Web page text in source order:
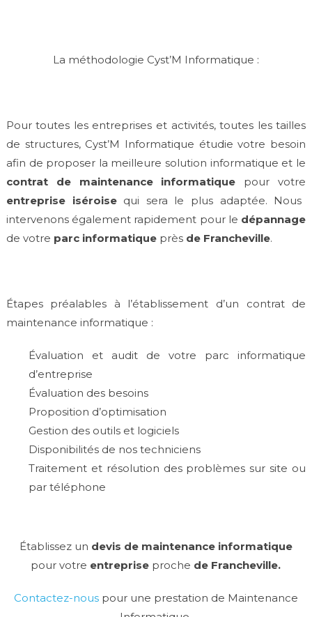
La méthodologie Cyst’M Informatique :
Pour toutes les entreprises et activités, toutes les tailles
de structures, Cyst’M Informatique étudie votre besoin
afin de proposer la meilleure solution informatique et le
contrat de maintenance informatique pour votre
entreprise iséroisequi sera le plus adaptée. Nous
intervenons également rapidement pour le dépannage
de votre parc informatiqueprès de Francheville.
Étapes préalables à l’établissement d’un contrat de
maintenance informatique :
Évaluation et audit de votre parc informatique
d’entreprise
Évaluation des besoins
Proposition d’optimisation
Gestion des outils et logiciels
Disponibilités de nos techniciens
Traitement et résolution des problèmes sur site ou
par téléphone
Établissez un devis de maintenance informatique
pour votre entreprise proche de Francheville.
Contactez-nouspour une prestation de Maintenance